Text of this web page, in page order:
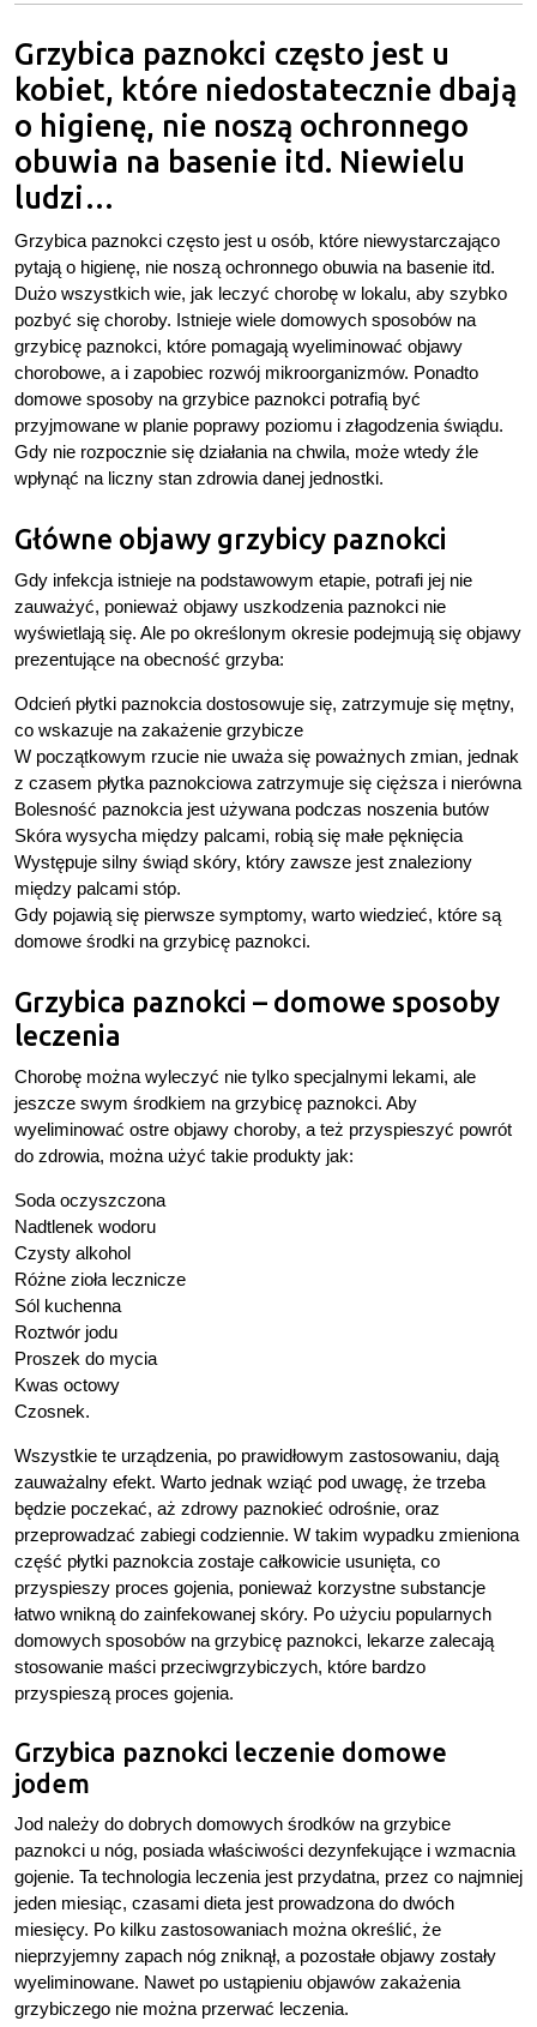
Grzybica paznokci często jest u
kobiet, które niedostatecznie dbają
o higienę, nie noszą ochronnego
obuwia na basenie itd. Niewielu
ludzi…
Grzybica paznokci często jest u osób, które niewystarczająco
pytają o higienę, nie noszą ochronnego obuwia na basenie itd.
Dużo wszystkich wie, jak leczyć chorobę w lokalu, aby szybko
pozbyć się choroby. Istnieje wiele domowych sposobów na
grzybicę paznokci, które pomagają wyeliminować objawy
chorobowe, a i zapobiec rozwój mikroorganizmów. Ponadto
domowe sposoby na grzybice paznokci potrafią być
przyjmowane w planie poprawy poziomu i złagodzenia świądu.
Gdy nie rozpocznie się działania na chwila, może wtedy źle
wpłynąć na liczny stan zdrowia danej jednostki.
Główne objawy grzybicy paznokci
Gdy infekcja istnieje na podstawowym etapie, potrafi jej nie
zauważyć, ponieważ objawy uszkodzenia paznokci nie
wyświetlają się. Ale po określonym okresie podejmują się objawy
prezentujące na obecność grzyba:
Odcień płytki paznokcia dostosowuje się, zatrzymuje się mętny,
co wskazuje na zakażenie grzybicze
W początkowym rzucie nie uważa się poważnych zmian, jednak
z czasem płytka paznokciowa zatrzymuje się cięższa i nierówna
Bolesność paznokcia jest używana podczas noszenia butów
Skóra wysycha między palcami, robią się małe pęknięcia
Występuje silny świąd skóry, który zawsze jest znaleziony
między palcami stóp.
Gdy pojawią się pierwsze symptomy, warto wiedzieć, które są
domowe środki na grzybicę paznokci.
Grzybica paznokci – domowe sposoby
leczenia
Chorobę można wyleczyć nie tylko specjalnymi lekami, ale
jeszcze swym środkiem na grzybicę paznokci. Aby
wyeliminować ostre objawy choroby, a też przyspieszyć powrót
do zdrowia, można użyć takie produkty jak:
Soda oczyszczona
Nadtlenek wodoru
Czysty alkohol
Różne zioła lecznicze
Sól kuchenna
Roztwór jodu
Proszek do mycia
Kwas octowy
Czosnek.
Wszystkie te urządzenia, po prawidłowym zastosowaniu, dają
zauważalny efekt. Warto jednak wziąć pod uwagę, że trzeba
będzie poczekać, aż zdrowy paznokieć odrośnie, oraz
przeprowadzać zabiegi codziennie. W takim wypadku zmieniona
część płytki paznokcia zostaje całkowicie usunięta, co
przyspieszy proces gojenia, ponieważ korzystne substancje
łatwo wnikną do zainfekowanej skóry. Po użyciu popularnych
domowych sposobów na grzybicę paznokci, lekarze zalecają
stosowanie maści przeciwgrzybiczych, które bardzo
przyspieszą proces gojenia.
Grzybica paznokci leczenie domowe
jodem
Jod należy do dobrych domowych środków na grzybice
paznokci u nóg, posiada właściwości dezynfekujące i wzmacnia
gojenie. Ta technologia leczenia jest przydatna, przez co najmniej
jeden miesiąc, czasami dieta jest prowadzona do dwóch
miesięcy. Po kilku zastosowaniach można określić, że
nieprzyjemny zapach nóg zniknął, a pozostałe objawy zostały
wyeliminowane. Nawet po ustąpieniu objawów zakażenia
grzybiczego nie można przerwać leczenia.